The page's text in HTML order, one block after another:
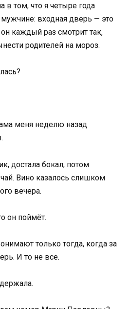
том, что я четыре года
входная дверь — это
каждый раз смотрит так,
родителей на мороз.
меня неделю назад
достала бокал, потом
Вино казалось слишком
вечера.
он поймёт.
только тогда, когда за
И то не все.